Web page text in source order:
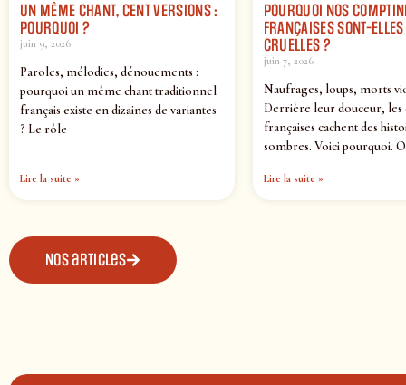
UN MÊME CHANT, CENT VERSIONS :
POURQUOI ?
juin 9, 2026
Paroles, mélodies, dénouements :
pourquoi un même chant traditionnel
français existe en dizaines de variantes
? Le rôle
Lire la suite »
POURQUOI NOS
FRANÇAISES SONT-
CRUELLES ?
juin 7, 2026
Naufrages, loups, morts
Derrière leur douceur, les
françaises cachent des
sombres. Voici pourquoi.
Lire la suite »
Nos articles